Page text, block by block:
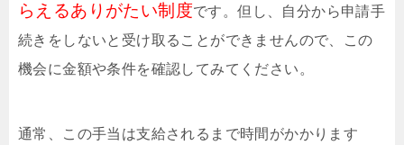
らえるありがたい制度です。但し、自分から申請手
続きをしないと受け取ることができませんので、この
機会に金額や条件を確認してみてください。
通常、この手当は支給されるまで時間がかかります